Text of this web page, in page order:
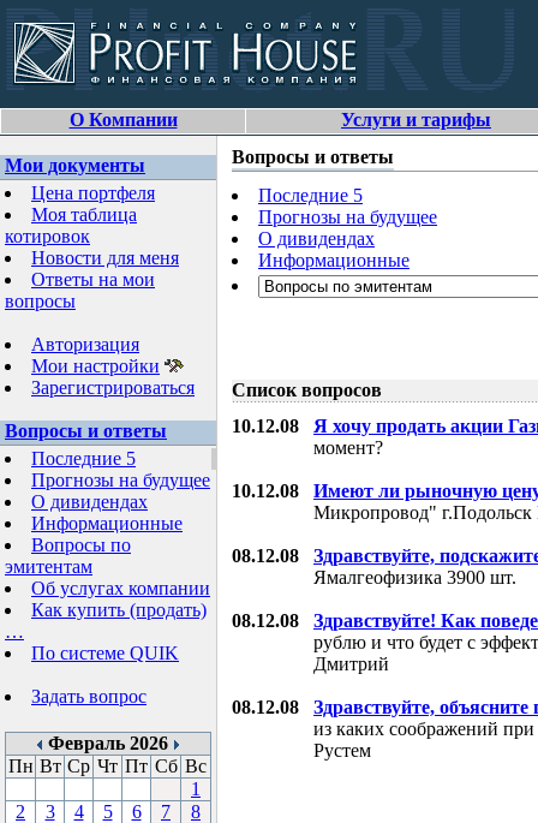
О Компании Услуги и тарифы
Мои документы
Цена портфеля
Моя таблица
котировок
Новости для меня
Ответы на мои
вопросы
Авторизация
Мои настройки
Зарегистрироваться
Вопросы и ответы
Последние 5
Прогнозы на будущее
О дивидендах
Информационные
Вопросы по
эмитентам
Об услугах компании
Как купить (продать)
…
По системе QUIK
Задать вопрос
Февраль 2026
Пн Вт Ср Чт Пт Сб Вс
1
2
3 4 5 6 7
8
Вопросы и ответы
Последние 5
Прогнозы на будущее
О дивидендах
Информационные
Список вопросов
10.12.08 Я хочу продать акции
момент?
10.12.08
Имеют ли рыночную
Микропровод"
08.12.08
Здравствуйте,
Ямалгеофизика 3900 шт.
08.12.08
Здравствуйте! Как
рублю и что будет с
Дмитрий
08.12.08
Здравствуйте, объясните
из каких соображений
Рустем